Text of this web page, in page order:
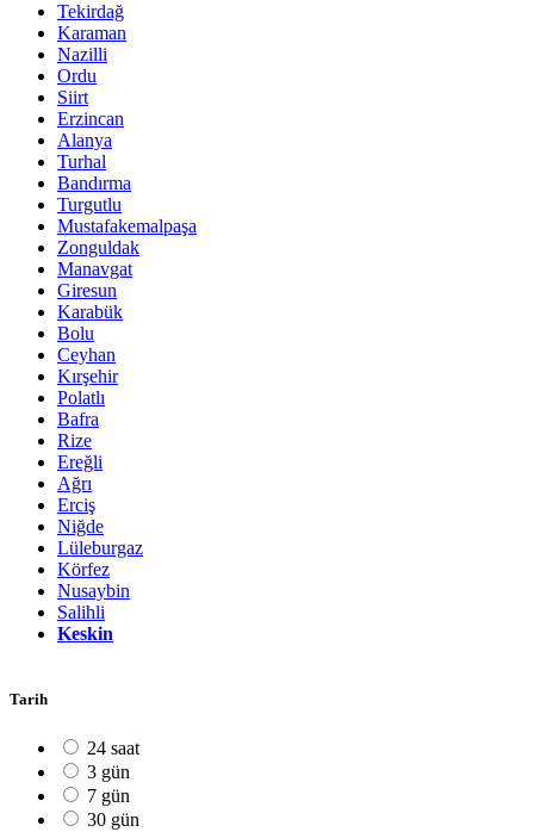
Tekirdağ
Karaman
Nazilli
Ordu
Siirt
Erzincan
Alanya
Turhal
Bandırma
Turgutlu
Mustafakemalpaşa
Zonguldak
Manavgat
Giresun
Karabük
Bolu
Ceyhan
Kırşehir
Polatlı
Bafra
Rize
Ereğli
Ağrı
Erciş
Niğde
Lüleburgaz
Körfez
Nusaybin
Salihli
Keskin
Tarih
24 saat
3 gün
7 gün
30 gün